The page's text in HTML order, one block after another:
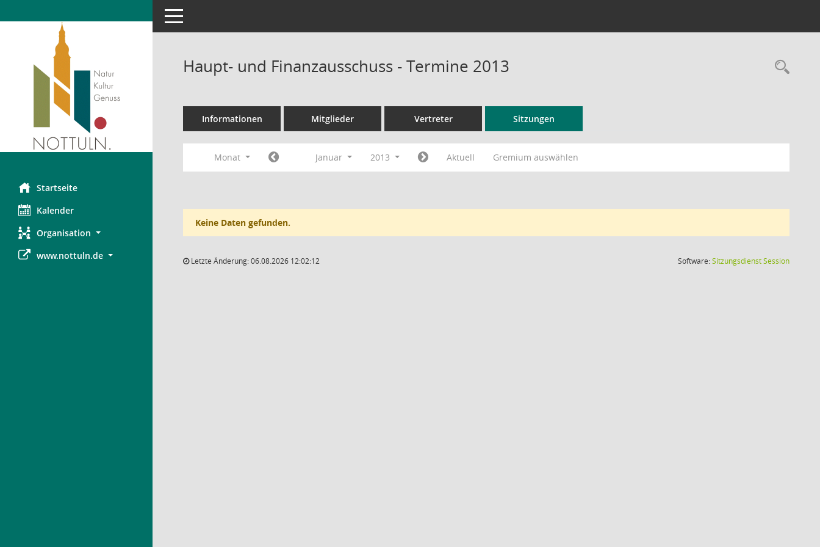
Startseite
Kalender
Organisation
www.nottuln.de
Toggle navigation
Haupt- und Finanzausschuss - Termine 2013
Informationen Mitglieder Vertreter Sitzungen
Monat Januar 2013 Aktuell Gremium auswählen
Keine Daten gefunden.
Letzte Änderung: 06.08.2026 12:02:12 Software:SitzungsdienstSession(Wird in